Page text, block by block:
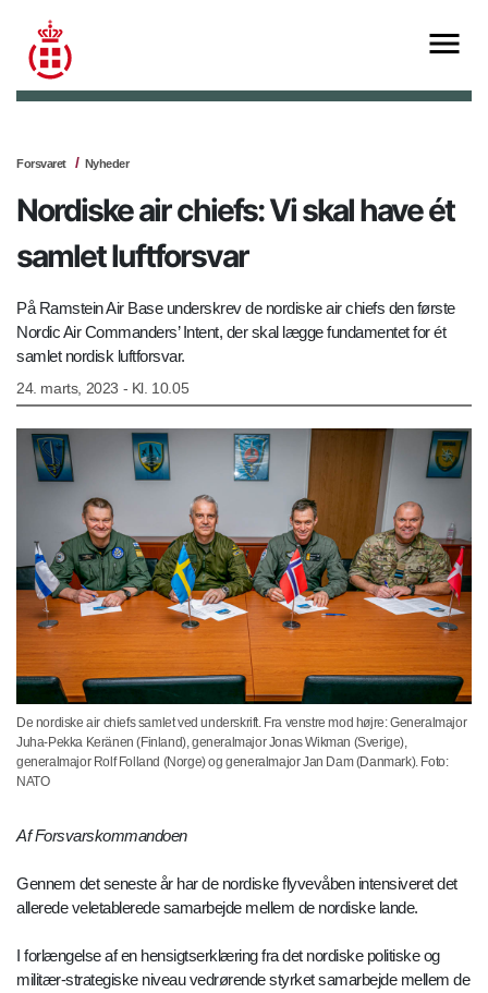
Forsvaret Nyheder
Nordiske air chiefs: Vi skal have ét
samlet luftforsvar
På Ramstein Air Base underskrev de nordiske air chiefs den første
Nordic Air Commanders’ Intent, der skal lægge fundamentet for ét
samlet nordisk luftforsvar.
24. marts, 2023 - Kl. 10.05
De nordiske air chiefs samlet ved underskrift. Fra venstre mod højre: Generalmajor
Juha-Pekka Keränen (Finland), generalmajor Jonas Wikman (Sverige),
generalmajor Rolf Folland (Norge) og generalmajor Jan Dam (Danmark). Foto:
NATO
Af Forsvarskommandoen
Gennem det seneste år har de nordiske flyvevåben intensiveret det
allerede veletablerede samarbejde mellem de nordiske lande.
I forlængelse af en hensigtserklæring fra det nordiske politiske og
militær-strategiske niveau vedrørende styrket samarbejde mellem de